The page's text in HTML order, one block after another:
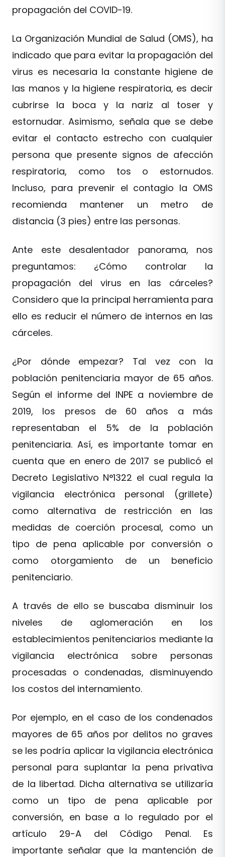
propagación del COVID-19.
La Organización Mundial de Salud (OMS), ha
indicado que para evitar la propagación del
virus es necesaria la constante higiene de
las manos y la higiene respiratoria, es decir
cubrirse la boca y la nariz al toser y
estornudar. Asimismo, señala que se debe
evitar el contacto estrecho con cualquier
persona que presente signos de afección
respiratoria, como tos o estornudos.
Incluso, para prevenir el contagio la OMS
recomienda mantener un metro de
distancia (3 pies) entre las personas.
Ante este desalentador panorama, nos
preguntamos: ¿Cómo controlar la
propagación del virus en las cárceles?
Considero que la principal herramienta para
ello es reducir el número de internos en las
cárceles.
¿Por dónde empezar? Tal vez con la
población penitenciaria mayor de 65 años.
Según el informe del INPE a noviembre de
2019, los presos de 60 años a más
representaban el 5% de la población
penitenciaria. Así, es importante tomar en
cuenta que en enero de 2017 se publicó el
Decreto Legislativo N°1322 el cual regula la
vigilancia electrónica personal (grillete)
como alternativa de restricción en las
medidas de coerción procesal, como un
tipo de pena aplicable por conversión o
como otorgamiento de un beneficio
penitenciario.
A través de ello se buscaba disminuir los
niveles de aglomeración en los
establecimientos penitenciarios mediante la
vigilancia electrónica sobre personas
procesadas o condenadas, disminuyendo
los costos del internamiento.
Por ejemplo, en el caso de los condenados
mayores de 65 años por delitos no graves
se les podría aplicar la vigilancia electrónica
personal para suplantar la pena privativa
de la libertad. Dicha alternativa se utilizaría
como un tipo de pena aplicable por
conversión, en base a lo regulado por el
artículo 29-A del Código Penal. Es
importante señalar que la mantención de